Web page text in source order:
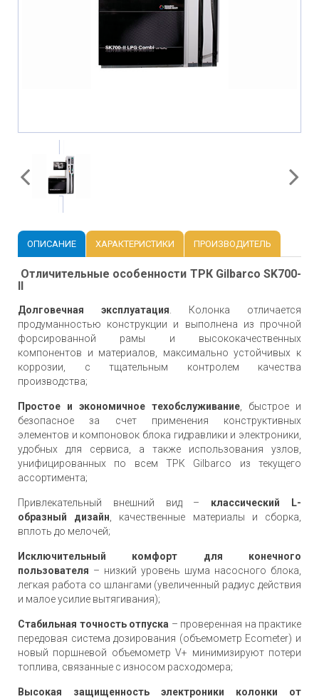
ОПИСАНИЕ ХАРАКТЕРИСТИКИ ПРОИЗВОДИТЕЛЬ
Отличительные особенности ТРК Gilbarco SK700-
II
Долговечная эксплуатация . Колонка отличается
продуманностью конструкции и выполнена из прочной
форсированной рамы и высококачественных
компонентов и материалов, максимально устойчивых к
коррозии, с тщательным контролем качества
производства;
Простое и экономичное техобслуживание , быстрое и
безопасное за счет применения конструктивных
элементов и компоновок блока гидравлики и электроники,
удобных для сервиса, а также использования узлов,
унифицированных по всем ТРК Gilbarco из текущего
ассортимента;
Привлекательный внешний вид – классический L-
образный дизайн , качественные материалы и сборка,
вплоть до мелочей;
Исключительный комфорт для конечного
пользователя – низкий уровень шума насосного блока,
легкая работа со шлангами (увеличенный радиус действия
и малое усилие вытягивания);
Стабильная точность отпуска – проверенная на практике
передовая система дозирования (объемометр Ecometer) и
новый поршневой объемометр V+ минимизируют потери
топлива, связанные с износом расходомера;
Высокая защищенность электроники колонки от